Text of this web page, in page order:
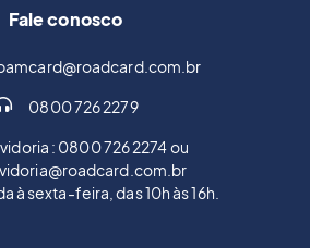
Fale conosco
0800 726 2279
: 0800 726 2274 ou
à sexta-feira, das 10h às 16h.